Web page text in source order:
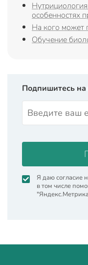
особенностях
На кого может
Обучение
Подпишитесь
Я даю согласие
в том числе